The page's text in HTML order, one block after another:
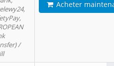
/
Acheter